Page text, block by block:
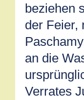
beziehen
der Feier,
an die
Verrates